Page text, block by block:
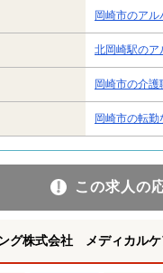
岡崎市のアル
北岡崎駅のア
岡崎市の介
岡崎市の転勤
この求人の
グ株式会社 メディカル